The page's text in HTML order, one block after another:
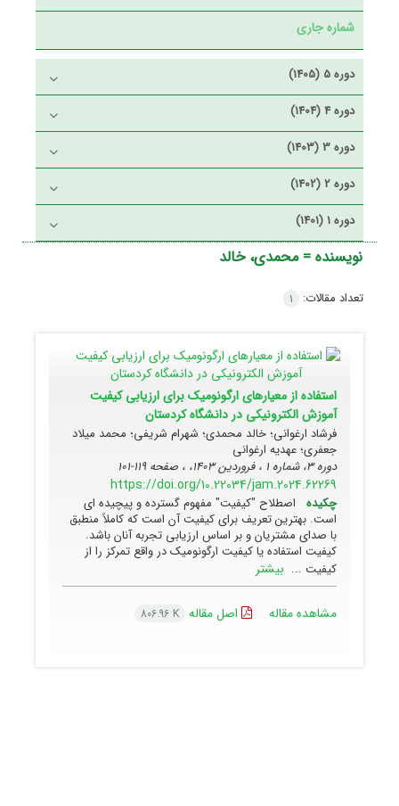
شماره جاری
دوره 5 (1405)
دوره 4 (1404)
دوره 3 (1403)
دوره 2 (1402)
دوره 1 (1401)
نویسنده =محمدی، خالد
تعداد مقالات: 1
استفاده از معیارهای ارگونومیک برای ارزیابی کیفیت
آموزش الکترونیکی در دانشگاه کردستان
فرشاد ارغوانی؛ خالد محمدی؛ شهرام شریفی؛ محمد میلاد
جعفری؛ عهدیه ارغوانی
دوره 3، شماره 1 ، فروردین 1403، ، صفحه
119-101
https://doi.org/10.22034/jam.2024.62269
چکیده
اصطلاح "کیفیت" مفهوم گسترده و پیچیده ای
است. بهترین تعریف برای کیفیت آن است که کاملاً منطبق
با صدای مشتریان و بر اساس ارزیابی تجربه آنان باشد.
کیفیت استفاده یا کیفیت ارگونومیک در واقع تمرکز را از
کیفیت ... بیشتر
مشاهده مقاله اصل مقاله 806.96 K